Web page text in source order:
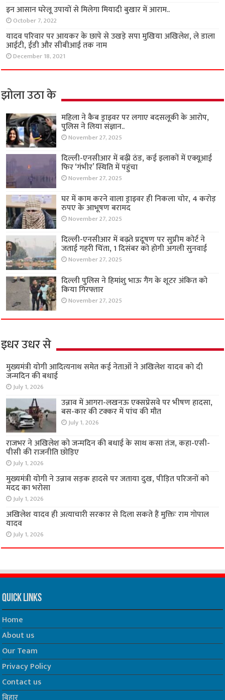
इन आसान घरेलू उपायों से मिलेगा मियादी बुखार में आराम..
October 7, 2022
यादव परिवार पर आयकर के छापे से उखड़े सपा मुखिया अखिलेश, ले डाला
आईटी, ईडी और सीबीआई तक नाम
December 18, 2021
झोला उठा के
महिला ने कैब ड्राइवर पर लगाए बदसलूकी के आरोप,
पुलिस ने लिया संज्ञान..
November 27, 2025
दिल्ली-एनसीआर में बढ़ी ठंड, कई इलाकों में एक्यूआई
फिर ‘गंभीर’ स्थिति में पहुंचा
November 27, 2025
घर में काम करने वाला ड्राइवर ही निकला चोर, 4 करोड़
रुपए के आभूषण बरामद
November 27, 2025
दिल्ली-एनसीआर में बढ़ते प्रदूषण पर सुप्रीम कोर्ट ने
जताई गहरी चिंता, 1 दिसंबर को होगी अगली सुनवाई
November 27, 2025
दिल्ली पुलिस ने हिमांशु भाऊ गैंग के शूटर अंकित को
किया गिरफ्तार
November 27, 2025
इधर उधर से
मुख्यमंत्री योगी आदित्यनाथ समेत कई नेताओं ने अखिलेश यादव को दी
जन्मदिन की बधाई
July 1, 2026
उन्नाव में आगरा-लखनऊ एक्सप्रेसवे पर भीषण हादसा,
बस-कार की टक्कर में पांच की मौत
July 1, 2026
राजभर ने अखिलेश को जन्मदिन की बधाई के साथ कसा तंज, कहा-एसी-
पीसी की राजनीति छोड़िए
July 1, 2026
मुख्यमंत्री योगी ने उन्नाव सड़क हादसे पर जताया दुख, पीड़ित परिजनों को
मदद का भरोसा
July 1, 2026
अखिलेश यादव ही अत्याचारी सरकार से दिला सकते हैं मुक्तिः राम गोपाल
यादव
July 1, 2026
Quick Links
Home
About us
Our Team
Privacy Policy
Contact us